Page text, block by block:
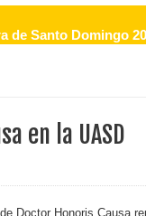
Vencedores” y
en la UASD
Doctor Honoris Causa